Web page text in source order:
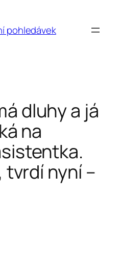
pohledávek
dluhy a já
na
tvrdí nyní –